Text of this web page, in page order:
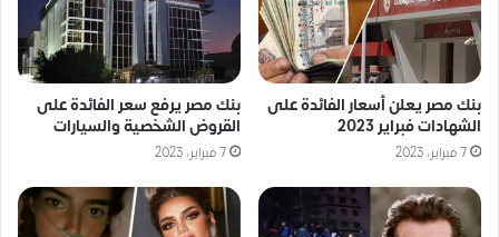
بنك مصر يعلن أسعار الفائدة على
الشهادات فبراير 2023
7 فبراير، 2023
بنك مصر يرفع سعر الفائدة على
القروض الشخصية والسيارات
7 فبراير، 2023